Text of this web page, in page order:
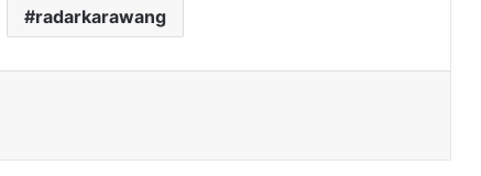
radarkarawang